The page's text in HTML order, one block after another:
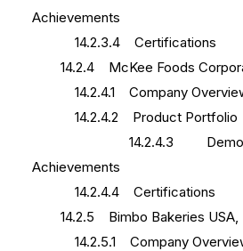
Achievements
14.2.3.4 Certifications
14.2.4 McKee Foods
14.2.4.1 Company
14.2.4.2 Product Portfolio
14.2.4.3
Achievements
14.2.4.4 Certifications
14.2.5 Bimbo Bakeries USA,
14.2.5.1 Company